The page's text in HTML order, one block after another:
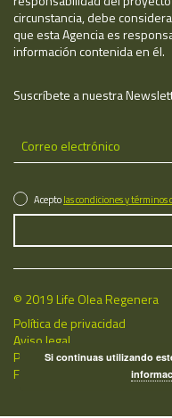
circunstancia, debe
que esta Agencia es
información contenida en él.
Suscríbete a nuestra
Aceptolas condiciones y términos
© 2019 Life Olea Regenera
Política de privacidad
Aviso legal
Política de cookies
Fecha de última
Si continuas utilizando